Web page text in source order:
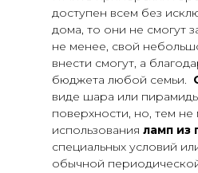
доступен всем без
дома, то они не смогут
не менее, свой
внести смогут, а
бюджета любой семьи.
виде шара или
поверхности, но, тем
использования ламп из
специальных условий
обычной